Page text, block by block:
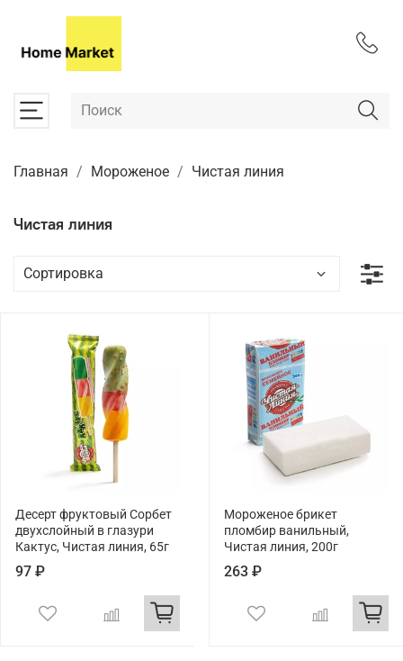
Главная Мороженое Чистая линия
Чистая линия
Десерт фруктовый Сорбет
двухслойный в глазури
Кактус, Чистая линия, 65г
97 ₽
Мороженое брикет
пломбир ванильный,
Чистая линия, 200г
263 ₽